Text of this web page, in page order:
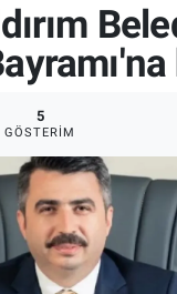
5
GÖSTERIM
Durumu ve